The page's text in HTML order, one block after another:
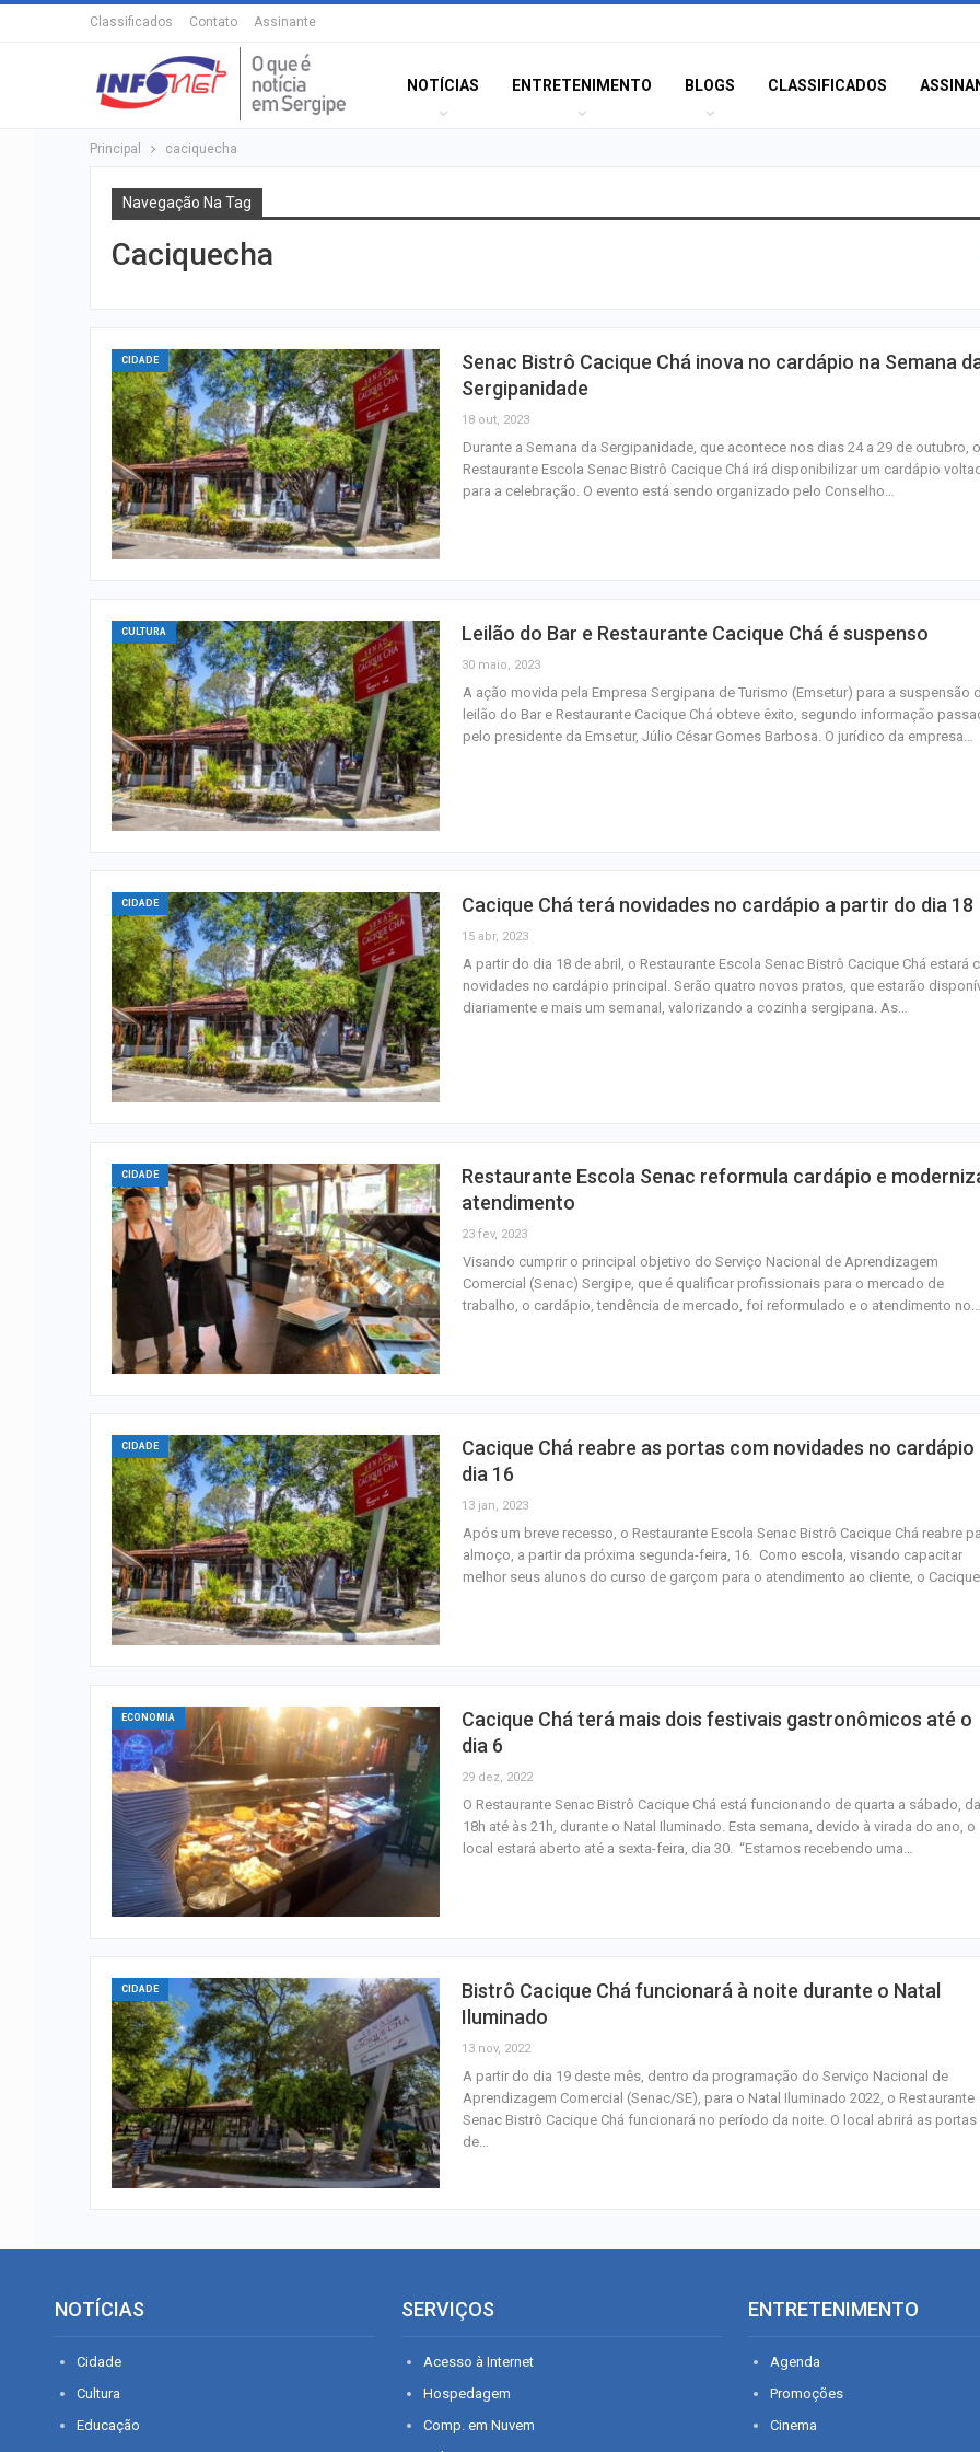
Classificados Contato Assinante
NOTÍCIAS ENTRETENIMENTO BLOGS CLASSIFICADOS
Principal caciquecha
Navegação Na Tag
Caciquecha
CIDADE
Senac Bistrô Cacique Chá inova no cardápio na Semana
Sergipanidade
18 out, 2023
Durante a Semana da Sergipanidade, que acontece nos dias 24 a 29 de outubro, o
Restaurante Escola Senac Bistrô Cacique Chá irá disponibilizar um cardápio
para a celebração. O evento está sendo organizado pelo Conselho…
CULTURA Leilão do Bar e Restaurante Cacique Chá é suspenso
30 maio, 2023
A ação movida pela Empresa Sergipana de Turismo (Emsetur) para a suspensão
leilão do Bar e Restaurante Cacique Chá obteve êxito, segundo informação
pelo presidente da Emsetur, Júlio César Gomes Barbosa. O jurídico da empresa…
CIDADE Cacique Chá terá novidades no cardápio a partir do dia 18
15 abr, 2023
A partir do dia 18 de abril, o Restaurante Escola Senac Bistrô Cacique Chá estará
novidades no cardápio principal. Serão quatro novos pratos, que estarão
diariamente e mais um semanal, valorizando a cozinha sergipana. As…
CIDADE
Restaurante Escola Senac reformula cardápio e
atendimento
23 fev, 2023
Visando cumprir o principal objetivo do Serviço Nacional de Aprendizagem
Comercial (Senac) Sergipe, que é qualificar profissionais para o mercado de
trabalho, o cardápio, tendência de mercado, foi reformulado e o atendimento no…
CIDADE
Cacique Chá reabre as portas com novidades no cardápio
dia 16
13 jan, 2023
Após um breve recesso, o Restaurante Escola Senac Bistrô Cacique Chá reabre
almoço, a partir da próxima segunda-feira, 16. Como escola, visando capacitar
melhor seus alunos do curso de garçom para o atendimento ao cliente, o
ECONOMIA
Cacique Chá terá mais dois festivais gastronômicos até o
dia 6
29 dez, 2022
O Restaurante Senac Bistrô Cacique Chá está funcionando de quarta a sábado,
18h até às 21h, durante o Natal Iluminado. Esta semana, devido à virada do ano, o
local estará aberto até a sexta-feira, dia 30. “Estamos recebendo uma…
CIDADE
Bistrô Cacique Chá funcionará à noite durante o Natal
Iluminado
13 nov, 2022
A partir do dia 19 deste mês, dentro da programação do Serviço Nacional de
Aprendizagem Comercial (Senac/SE), para o Natal Iluminado 2022, o Restaurante
Senac Bistrô Cacique Chá funcionará no período da noite. O local abrirá as portas
de…
Corregedoria
Rede de
oportunidades
Homem é
ser filmado em
importunação
diagnóstico da…
NOTÍCIAS
Cidade
Cultura
Educação
SERVIÇOS
Acesso à Internet
Hospedagem
Comp. em Nuvem
ENTRETENIMENTO
Agenda
Promoções
Cinema